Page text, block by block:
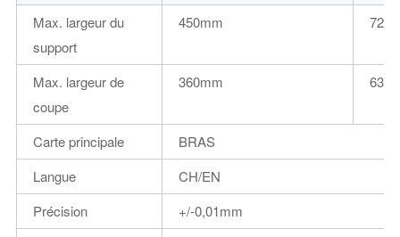
Max. largeur du
support
450mm
Max. largeur de
coupe
360mm
Carte principale
BRAS
Langue
CH/EN
Précision
+/-0,01mm